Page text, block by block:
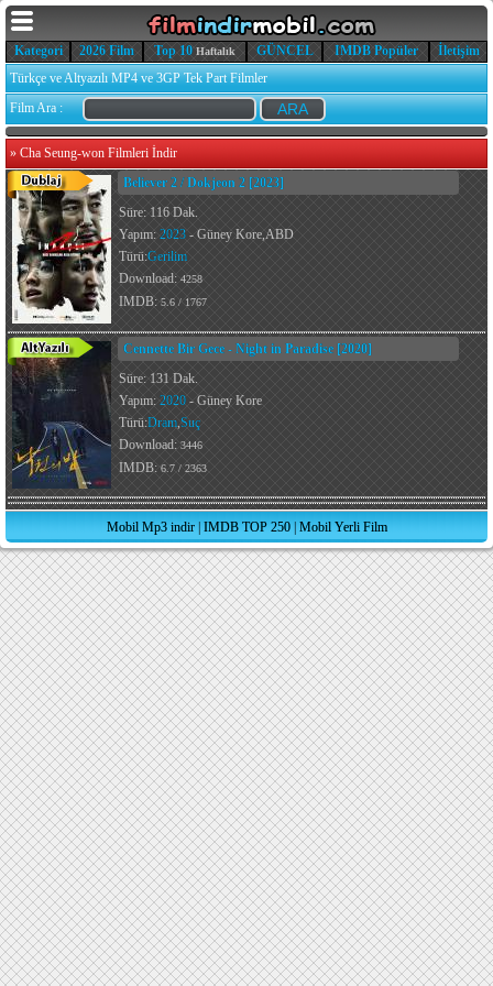
Kategori 2026 Film Top 10 Haftalık GÜNCEL IMDB Popüler
İletişim
Türkçe ve Altyazılı MP4 ve 3GP Tek Part Filmler
Film Ara :
» Cha Seung-won Filmleri İndir
Believer 2 / Dokjeon 2 [2023]
Süre: 116 Dak.
Yapım: 2023 - Güney Kore,ABD
Türü:Gerilim
Download: 4258
IMDB: 5.6 / 1767
Cennette Bir Gece - Night in Paradise [2020]
Süre: 131 Dak.
Yapım: 2020 - Güney Kore
Türü:Dram,Suç
Download: 3446
IMDB: 6.7 / 2363
Mobil Mp3 indir| IMDB TOP 250| Mobil Yerli Film